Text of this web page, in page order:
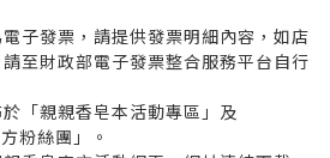
子發票，請提供發票明細內容，如店
至財政部電子發票整合服務平台自行
「親親香皂本活動專區」及
粉絲團」。